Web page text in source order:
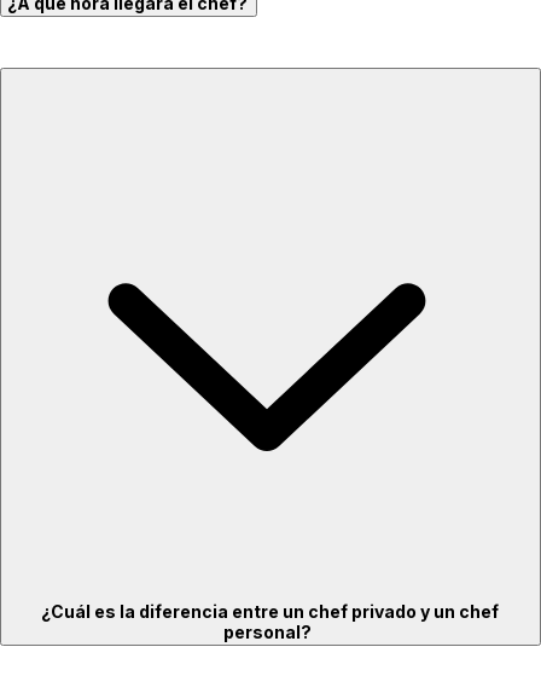
¿Cuál es la diferencia entre un chef privado y un chef
personal?